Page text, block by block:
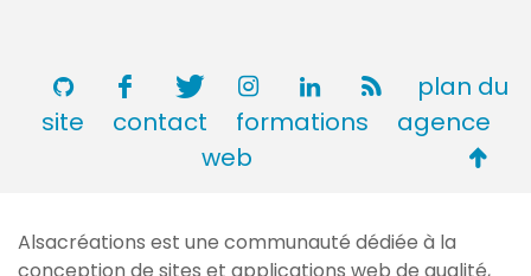
plan du
site
contact formations
agence
web
de
Alsacréations est une communauté dédiée à la